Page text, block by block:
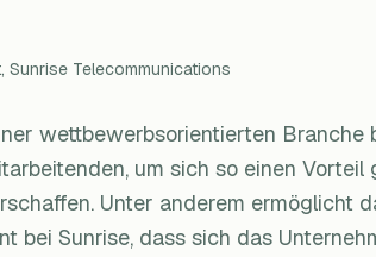
Sunrise Telecommunications
wettbewerbsorientierten Branche
um sich so einen Vorteil
Unter anderem ermöglicht
bei Sunrise, dass sich das